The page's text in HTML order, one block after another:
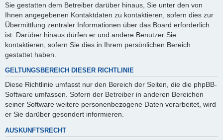
Sie gestatten dem Betreiber darüber hinaus, Sie unter den von
Ihnen angegebenen Kontaktdaten zu kontaktieren, sofern dies zur
Übermittlung zentraler Informationen über das Board erforderlich
ist. Darüber hinaus dürfen er und andere Benutzer Sie
kontaktieren, sofern Sie dies in Ihrem persönlichen Bereich
gestattet haben.
GELTUNGSBEREICH DIESER RICHTLINIE
Diese Richtlinie umfasst nur den Bereich der Seiten, die die phpBB-
Software umfassen. Sofern der Betreiber in anderen Bereichen
seiner Software weitere personenbezogene Daten verarbeitet, wird
er Sie darüber gesondert informieren.
AUSKUNFTSRECHT